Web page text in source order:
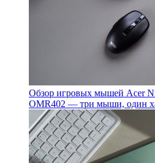
Обзор игровых мышей Acer
OMR402 — три мыши, один